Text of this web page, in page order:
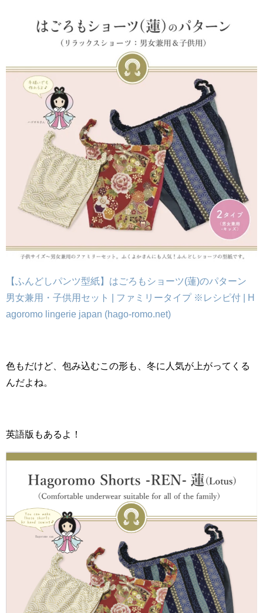
【ふんどしパンツ型紙】はごろもショーツ(蓮)のパターン
男女兼用・子供用セット | ファミリータイプ ※レシピ付 | H
agoromo lingerie japan (hago-romo.net)
色もだけど、包み込むこの形も、冬に人気が上がってくる
んだよね。
英語版もあるよ！